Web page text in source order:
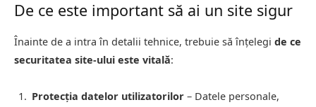
De ce este important să ai un site sigur
Înainte de a intra în detalii tehnice, trebuie să înțelegi de ce
securitatea site-ului este vitală:
Protecția datelor utilizatorilor – Datele personale,